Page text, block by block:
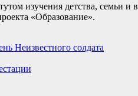
изучения детства, семьи и
«Образование».
Неизвестного солдата